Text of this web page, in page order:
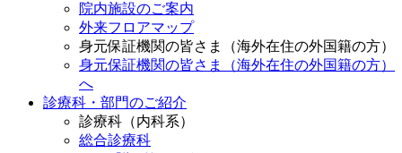
院内施設のご案内
外来フロアマップ
身元保証機関の皆さま（海外在住の外国籍の方）
身元保証機関の皆さま（海外在住の外国籍の方）
へ
診療科・部門のご紹介
診療科（内科系）
総合診療科